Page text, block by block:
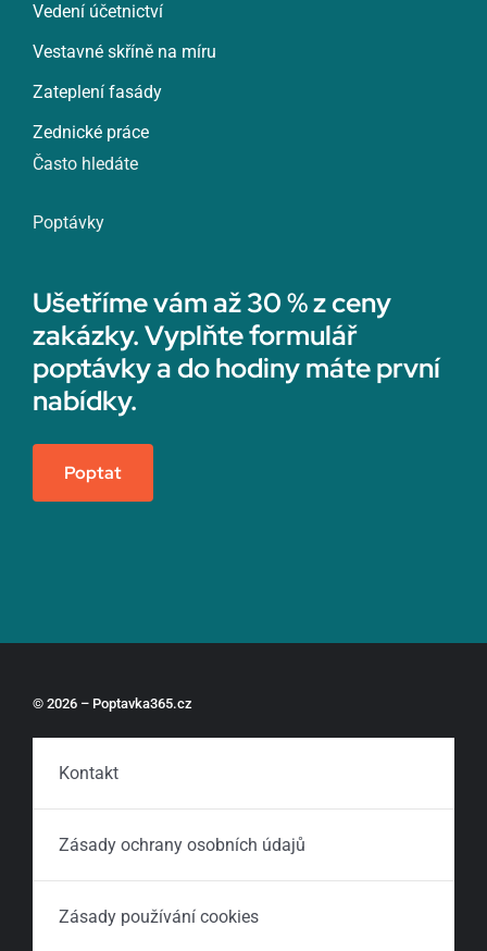
Vedení účetnictví
Vestavné skříně na míru
Zateplení fasády
Zednické práce
Často hledáte
Poptávky
Ušetříme vám až 30 % z ceny
zakázky. Vyplňte formulář
poptávky a do hodiny máte první
nabídky.
Poptat
© 2026 – Poptavka365.cz
Kontakt
Zásady ochrany osobních údajů
Zásady používání cookies